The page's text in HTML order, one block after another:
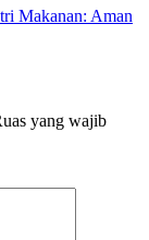
Makanan: Aman
yang wajib